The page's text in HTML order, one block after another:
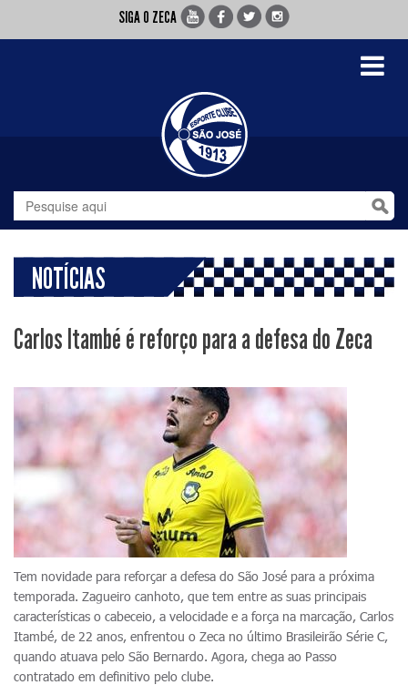
SIGA O ZECA
Toggle
NOTÍCIAS
Carlos Itambé é reforço para a defesa do Zeca
Tem novidade para reforçar a defesa do São José para a próxima
temporada. Zagueiro canhoto, que tem entre as suas principais
características o cabeceio, a velocidade e a força na marcação, Carlos
Itambé, de 22 anos, enfrentou o Zeca no último Brasileirão Série C,
quando atuava pelo São Bernardo. Agora, chega ao Passo
contratado em definitivo pelo clube.